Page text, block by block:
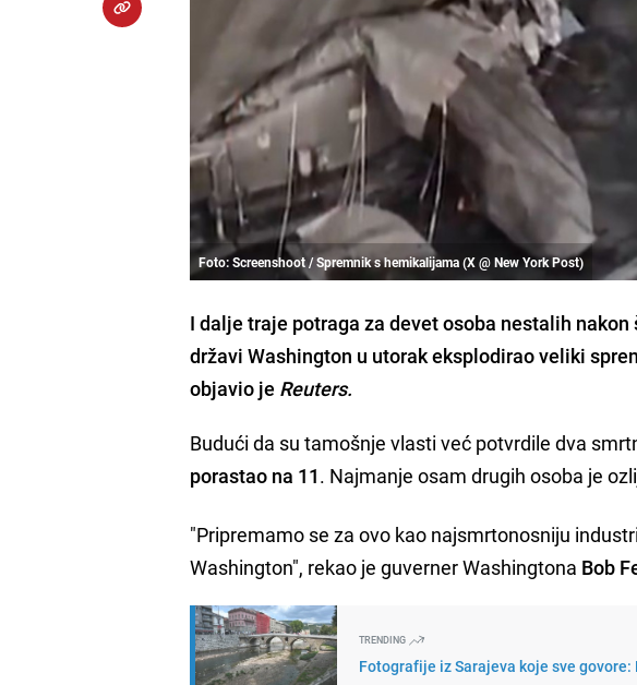
Foto: Screenshoot / Spremnik s hemikalijama (X @ New York Post)
I dalje traje potraga za devet osoba nestalih
državi Washington u utorak eksplodirao veliki
objavio je Reuters.
Budući da su tamošnje vlasti već potvrdile dva
porastao na 11. Najmanje osam drugih osoba je
"Pripremamo se za ovo kao najsmrtonosniju
Washington", rekao je guverner Washingtona Bob
TRENDING
Fotografije iz Sarajeva koje sve